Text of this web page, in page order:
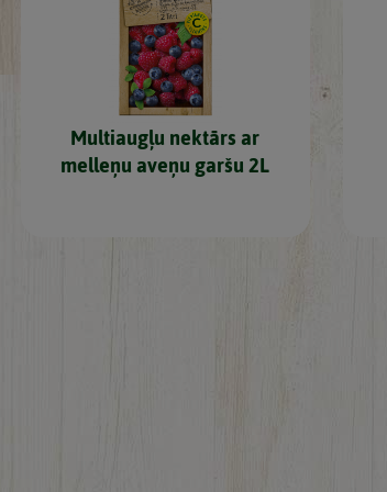
Multiaugļu nektārs ar
melleņu aveņu garšu 2L